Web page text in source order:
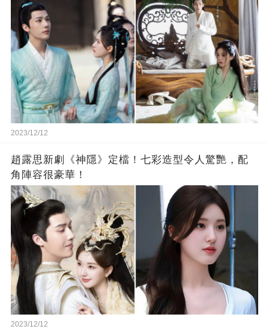
2023/12/12
趙露思新劇《神隱》定檔！七彩造型令人驚艷，配
角陣容很豪華！
2023/12/12